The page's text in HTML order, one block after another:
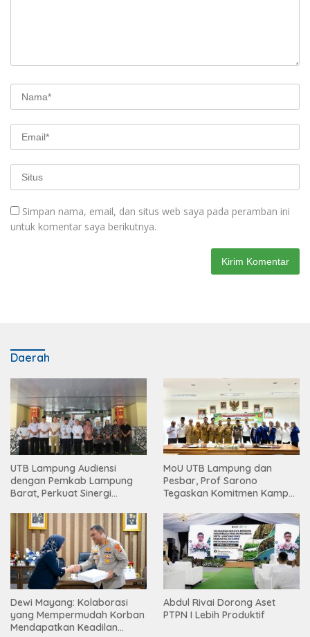
Simpan nama, email, dan situs web saya pada peramban ini
untuk komentar saya berikutnya.
Daerah
UTB Lampung Audiensi
dengan Pemkab Lampung
Barat, Perkuat Sinergi
Tinggi
MoU UTB Lampung dan
Pesbar, Prof Sarono
Tegaskan Komitmen Kampus
Masyarakat
Dewi Mayang: Kolaborasi
yang Mempermudah Korban
Mendapatkan Keadilan
Abdul Rivai Dorong Aset
PTPN I Lebih Produktif